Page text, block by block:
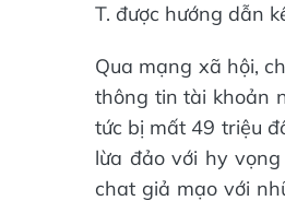
T. được hướng dẫn
Qua mạng xã hội,
thông tin tài khoản
tức bị mất 49 triệu
lừa đảo với hy
chat giả mạo với